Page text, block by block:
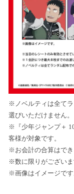
※ノベルティは全て
選びいただけません。
※『少年ジャンプ＋
客様が対象です。
※お会計の合算はでき
※数に限りがございま
※画像はイメージです